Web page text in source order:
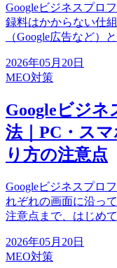
Googleビジネスプロ
録料はかからない仕
（Google広告など）
2026年05月20日
MEO対策
Googleビジ
法｜PC・ス
り方の注意点
Googleビジネスプロ
れぞれの画面に沿っ
注意点まで、はじめ
2026年05月20日
MEO対策